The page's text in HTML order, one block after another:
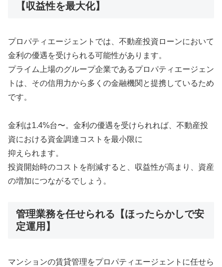
【収益性を最大化】
プロパティエージェントでは、不動産投資ローンにおいて
金利の優遇を受けられる可能性があります。
プライム上場のグループ企業であるプロパティエージェン
トは、その信用力から多くの金融機関と提携しているため
です。
金利は1.4%台〜。金利の優遇を受けられれば、不動産投
資における資金調達コストを最小限に
抑えられます。
投資開始時のコストを削減すると、収益性が高まり、資産
の増加につながるでしょう。
管理業務を任せられる【ほったらかしで安
定運用】
マンションの賃貸管理をプロパティエージェントに任せら